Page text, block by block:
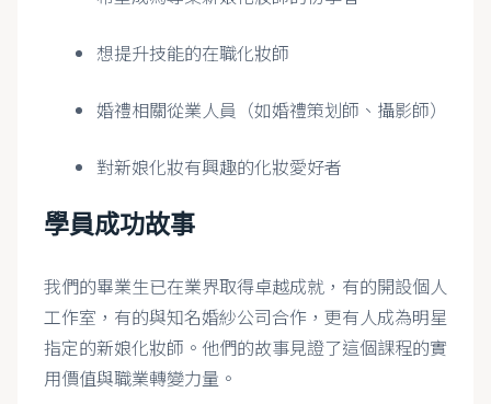
想提升技能的在職化妝師
婚禮相關從業人員（如婚禮策划師、攝影師）
對新娘化妝有興趣的化妝愛好者
學員成功故事
我們的畢業生已在業界取得卓越成就，有的開設個人
工作室，有的與知名婚紗公司合作，更有人成為明星
指定的新娘化妝師。他們的故事見證了這個課程的實
用價值與職業轉變力量。